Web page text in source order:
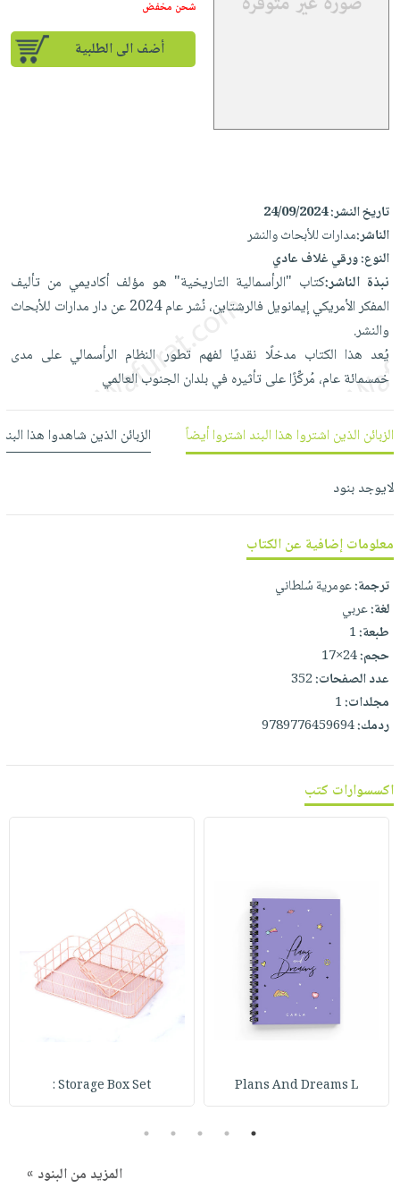
إختياراتنا
يتكرر
iKitab
على
Android
تحميل
iKitab
على
Apple
أسئلة
على
masmu3
على
Apple
تعليمية
جوائز
تعليمية
أجهزة
العناية
الشخصية
العناية
وتصفيف
الشعر
العناية
بالجسم
العناية
بالأسنان
والتغذية
المطبخ
والسفرة
جديد
الكل
أواني
الطهي
أدوات
أدوات
المائدة
والتخزين
المطبخ
متجر
الهدايا
أقسام
الأكثر
مبيعاً
للمدارس
اكسسوارات
كتب
اكسسوارات
منزلية
اكسسوارات
ملابس
مطرزات
حقائب
حلي
بالذات
صابون
شحن
مجاني
مختارة
كل
الاشتراكات
صندوق
القراءة
iKitab
بلا
حدود
بحث
نيل
وفرات
عن
الشركة
سياسة
الشركة
فيديوهات
طرحها
خدمات
حسابك
لائحة
الأمنيات
الإصدارات
شحن مخفض
أضف الى الطلبية
تاريخ النشر:24/09/2024
الناشر:مدارات للأبحاث والنشر
النوع:ورقي غلاف عادي
نبذة الناشر:كتاب "الرأسمالية التاريخية" هو مؤلف أكاديمي من تأليف
المفكر الأمريكي إيمانويل فالرشتاين، نُشر عام 2024 عن دار مدارات للأبحاث
والنشر.
يُعد هذا الكتاب مدخلًا نقديًا لفهم تطور النظام الرأسمالي على مدى
خمسمائة عام، مُركِّزًا على تأثيره في بلدان الجنوب العالمي
الزبائن الذين اشتروا هذا البند اشتروا أيضاً الزبائن الذين شاهدوا هذا
لايوجد بنود
معلومات إضافية عن الكتاب
ترجمة:عومرية سُلطاني
لغة:عربي
طبعة:1
حجم:24×17
عدد الصفحات:352
مجلدات:1
ردمك:9789776459694
اكسسوارات كتب
Plans And Dreams L
Storage Box Set :
1
2
3
4
5
المزيد من البنود »